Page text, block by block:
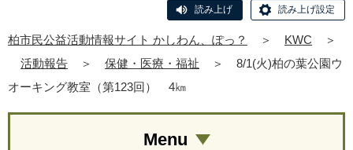
読み上げ 読み上げ設定
柏市民公益活動情報サイト かしわん、ぽっ？ ＞ KWC
＞
活動報告
＞ 保健・医療・福祉 ＞
8/1(火)柏の葉公園ウ
オーキング教室（第123回） 4㎞
Menu